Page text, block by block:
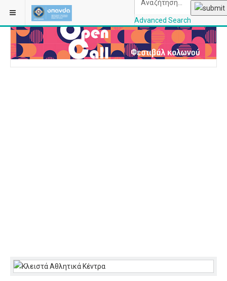
Advanced Search
ΒΡΊΣΚΕΣΤΕ ΕΔΏ: ΑΡΧΙΚΉ